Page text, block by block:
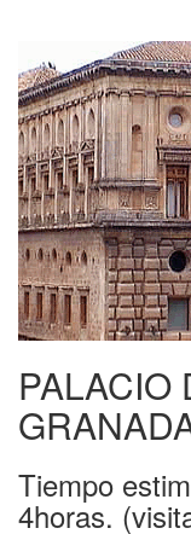
PALACIO
Tiempo
4horas.